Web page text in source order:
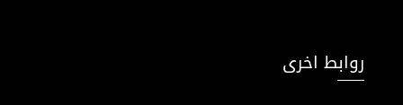
روابط اخرى